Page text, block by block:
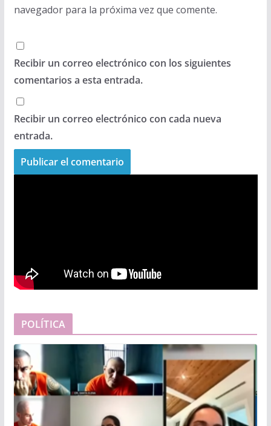
navegador para la próxima vez que comente.
Recibir un correo electrónico con los siguientes
comentarios a esta entrada.
Recibir un correo electrónico con cada nueva
entrada.
POLÍTICA